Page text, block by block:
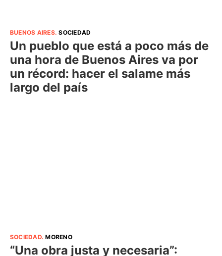
BUENOS AIRES.SOCIEDAD
Un pueblo que está a poco más de
una hora de Buenos Aires va por
un récord: hacer el salame más
largo del país
SOCIEDAD.MORENO
“Una obra justa y necesaria”: